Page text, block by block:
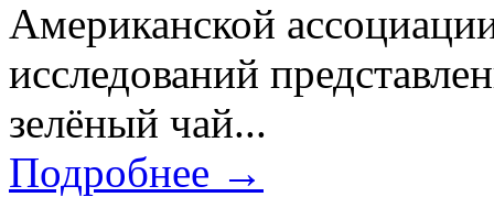
Американской
исследований
зелёный чай...
Подробнее →